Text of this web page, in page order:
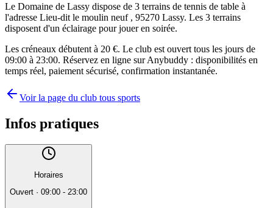
Le Domaine de Lassy dispose de 3 terrains de tennis de table à
l'adresse Lieu-dit le moulin neuf , 95270 Lassy. Les 3 terrains
disposent d'un éclairage pour jouer en soirée.
Les créneaux débutent à 20 €. Le club est ouvert tous les jours de
09:00 à 23:00. Réservez en ligne sur Anybuddy : disponibilités en
temps réel, paiement sécurisé, confirmation instantanée.
Voir la page du club tous sports
Infos pratiques
Horaires
Ouvert · 09:00 - 23:00